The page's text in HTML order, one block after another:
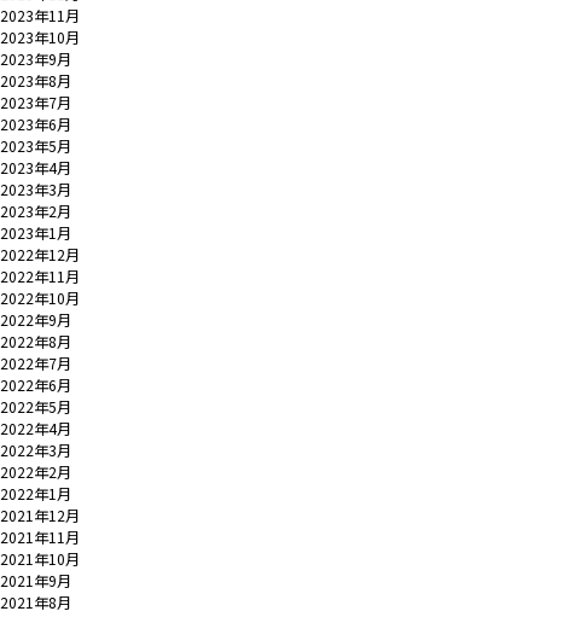
2023年11月
2023年10月
2023年9月
2023年8月
2023年7月
2023年6月
2023年5月
2023年4月
2023年3月
2023年2月
2023年1月
2022年12月
2022年11月
2022年10月
2022年9月
2022年8月
2022年7月
2022年6月
2022年5月
2022年4月
2022年3月
2022年2月
2022年1月
2021年12月
2021年11月
2021年10月
2021年9月
2021年8月